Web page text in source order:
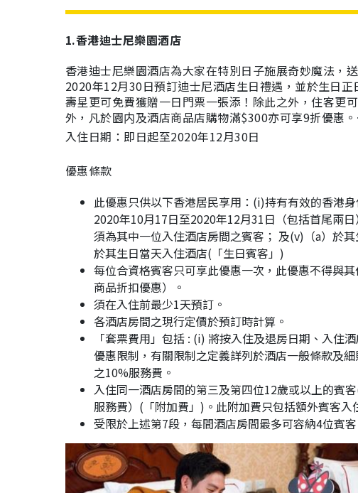
1.香港迪士尼樂園酒店
香港迪士尼樂園酒店為大家在特別日子施展奇妙魔法，
2020年12月30日預訂迪士尼酒店生日禮遇，並於生日
壽星更可免費獲贈一日門票一張添！除此之外，住客更
外，凡於園内及酒店商品店購物滿$300亦可享9折優惠
入住日期：即日起至2020年12月30日
優惠條款
此優惠只供以下香港居民享用：(i)持有有效的香港
2020年10月17日至2020年12月31日（包括首尾兩
須為其中一位入住酒店房間之賓客； 及(v)（a）於
於其生日當天入住酒店(「生日賓客」)
每位合資格賓客只可享此優惠一次，此優惠不得與
商品折扣優惠）。
須在入住前最少1天預訂。
各酒店房間之現行定價於預訂時計算。
「套票費用」包括 : (i) 將按入住及退房日期、入住
優惠限制，有關限制之定義詳列於酒店一般條款及
之10%服務費。
入住同一酒店房間的第三及第四位12歲或以上的賓
服務費）(「附加費」)。此附加費只包括額外賓客入
受限於上述第7段，每間酒店房間最多可容納4位賓